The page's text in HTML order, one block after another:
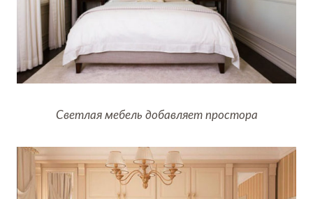
Светлая мебель добавляет простора